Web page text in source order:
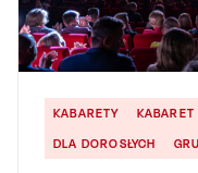
KABARETY
KABARET
DLA DOROSŁYCH